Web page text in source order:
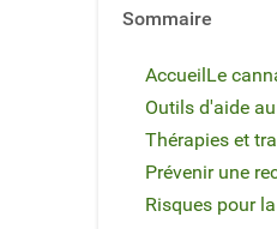
Sommaire
AccueilLe
Outils d'aide
Thérapies et
Prévenir une
Risques pour